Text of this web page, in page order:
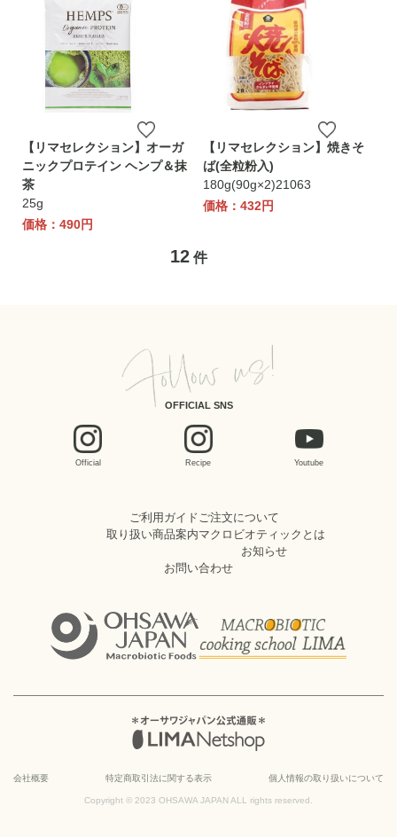
【リマセレクション】オーガ
ニックプロテイン ヘンプ＆抹
茶
25g
価格：490円
【リマセレクション】焼きそ
ば(全粒粉入)
180g(90g×2)21063
価格：432円
12件
OFFICIAL SNS
Official Recipe Youtube
ご利用ガイドご注文について
取り扱い商品案内マクロビオティックとは
お知らせ
お問い合わせ
会社概要 特定商取引法に関する表示 個人情報の取り扱いについて
Copyright © 2023 OHSAWA JAPAN ALL rights reserved.